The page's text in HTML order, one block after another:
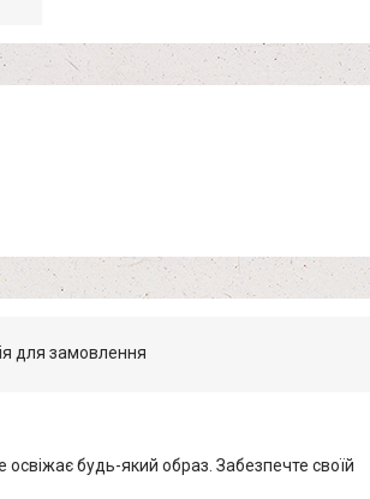
для замовлення
будь-який образ. Забезпечте своїй